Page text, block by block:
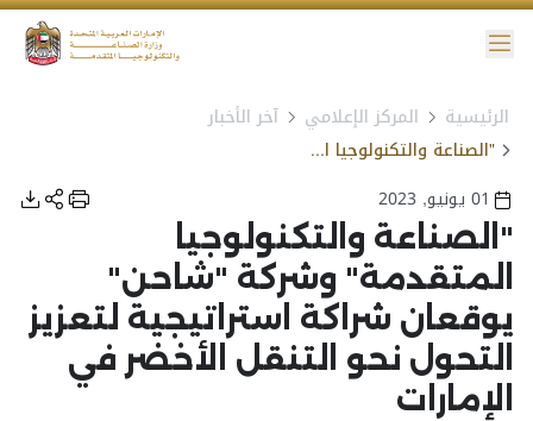
الوصول
الرئيسية المركز الإعلامي
آخر الأخبار
"الصناعة والتكنولوجيا المتقدمة" وشركة "شاحن" يوقعان شراكة استراتيجية لتعزيز التحول نحو التنقل الأخضر في الإمارات
01 يونيو, 2023
"الصناعة والتكنولوجيا
المتقدمة" وشركة "شاحن"
يوقعان شراكة استراتيجية لتعزيز
التحول نحو التنقل الأخضر في
الإمارات